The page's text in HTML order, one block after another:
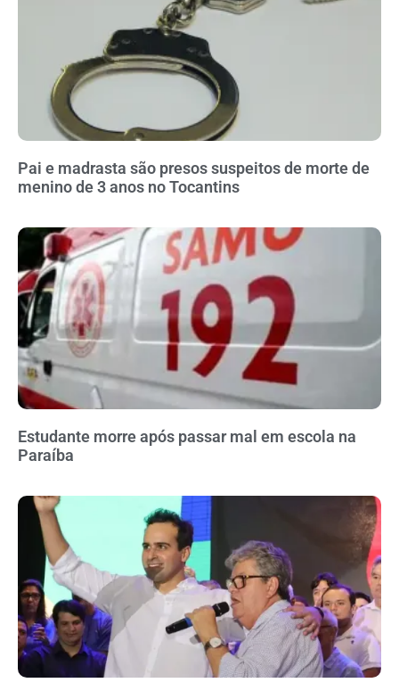
Pai e madrasta são presos suspeitos de morte de
menino de 3 anos no Tocantins
Estudante morre após passar mal em escola na
Paraíba